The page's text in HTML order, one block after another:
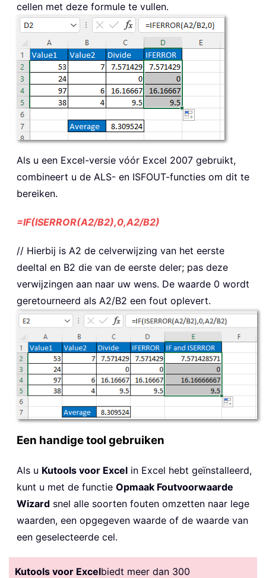
cellen met deze formule te vullen.
Als u een Excel-versie vóór Excel 2007 gebruikt,
combineert u de ALS- en ISFOUT-functies om dit te
bereiken.
=IF(ISERROR(A2/B2),0,A2/B2)
// Hierbij is A2 de celverwijzing van het eerste
deeltal en B2 die van de eerste deler; pas deze
verwijzingen aan naar uw wens. De waarde 0 wordt
geretourneerd als A2/B2 een fout oplevert.
Een handige tool gebruiken
Als u Kutools voor Excel in Excel hebt geïnstalleerd,
kunt u met de functie Opmaak Foutvoorwaarde
Wizard snel alle soorten fouten omzetten naar lege
waarden, een opgegeven waarde of de waarde van
een geselecteerde cel.
Kutools voor Excelbiedt meer dan 300